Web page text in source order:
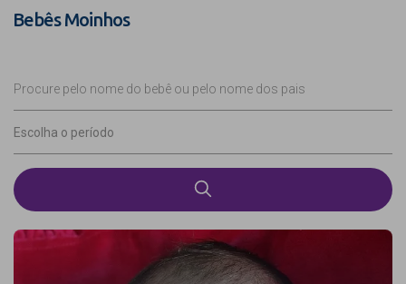
Bebês Moinhos
Procure pelo nome do bebê ou pelo nome dos pais
Escolha o período